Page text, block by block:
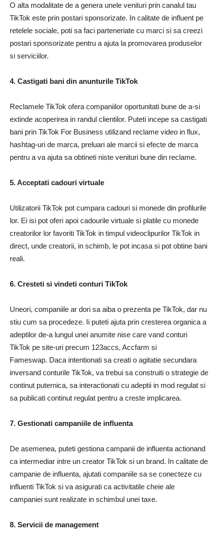
O alta modalitate de a genera unele venituri prin canalul tau
TikTok este prin postari sponsorizate. In calitate de influent pe
retelele sociale, poti sa faci parteneriate cu marci si sa creezi
postari sponsorizate pentru a ajuta la promovarea produselor
si serviciilor.
4. Castigati bani din anunturile TikTok
Reclamele TikTok ofera companiilor oportunitati bune de a-si
extinde acoperirea in randul clientilor. Puteti incepe sa castigati
bani prin TikTok For Business utilizand reclame video in flux,
hashtag-uri de marca, preluari ale marcii si efecte de marca
pentru a va ajuta sa obtineti niste venituri bune din reclame.
5. Acceptati cadouri virtuale
Utilizatorii TikTok pot cumpara cadouri si monede din profilurile
lor. Ei isi pot oferi apoi cadourile virtuale si platile cu monede
creatorilor lor favoriti TikTok in timpul videoclipurilor TikTok in
direct, unde creatorii, in schimb, le pot incasa si pot obtine bani
reali.
6. Cresteti si vindeti conturi TikTok
Uneori, companiile ar dori sa aiba o prezenta pe TikTok, dar nu
stiu cum sa procedeze. Ii puteti ajuta prin cresterea organica a
adeptilor de-a lungul unei anumite nise care vand conturi
TikTok pe site-uri precum 123accs, Accfarm si
Fameswap. Daca intentionati sa creati o agitatie secundara
inversand conturile TikTok, va trebui sa construiti o strategie de
continut puternica, sa interactionati cu adeptii in mod regulat si
sa publicati continut regulat pentru a creste implicarea.
7. Gestionati campaniile de influenta
De asemenea, puteti gestiona campanii de influenta actionand
ca intermediar intre un creator TikTok si un brand. In calitate de
campanie de influenta, ajutati companiile sa se conecteze cu
influenti TikTok si va asigurati ca activitatile cheie ale
campaniei sunt realizate in schimbul unei taxe.
8. Servicii de management